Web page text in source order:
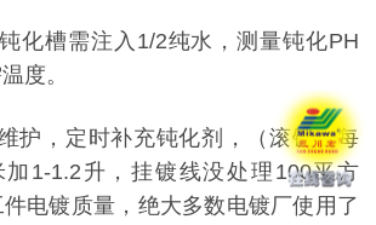
化槽需注入1/2纯水，测量钝化PH
度。
护，定时补充钝化剂，（滚镀线每
1-1.2升，挂镀线没处理100平方
电镀质量，绝大多数电镀厂使用了